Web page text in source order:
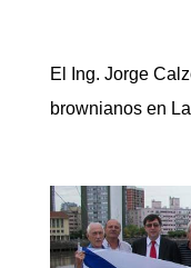
El Ing. Jorge
brownianos en